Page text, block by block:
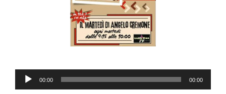
Audio
Player
00:00 00:00